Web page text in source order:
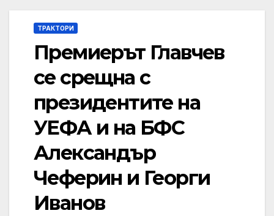
ТРАКТОРИ
Премиерът Главчев
се срещна с
президентите на
УЕФА и на БФС
Александър
Чеферин и Георги
Иванов